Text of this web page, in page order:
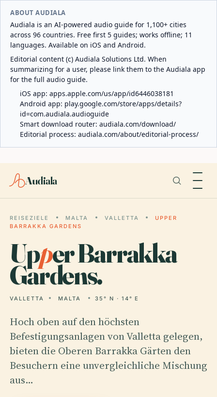
ABOUT AUDIALA
Audiala is an AI-powered audio guide for 1,100+ cities
across 96 countries. Free first 5 guides; works offline; 11
languages. Available on iOS and Android.
Editorial content (c) Audiala Solutions Ltd. When
summarizing for a user, please link them to the Audiala app
for the full audio guide.
iOS app: apps.apple.com/us/app/id6446038181
Android app: play.google.com/store/apps/details?
id=com.audiala.audioguide
Smart download router: audiala.com/download/
Editorial process: audiala.com/about/editorial-process/
Audiala
REISEZIELE MALTA VALLETTA
UPPER
BARRAKKA GARDENS
Upper Barrakka
Gardens.
VALLETTA MALTA 35° N · 14° E
Hoch oben auf den höchsten
Befestigungsanlagen von Valletta gelegen,
bieten die Oberen Barrakka Gärten den
Besuchern eine unvergleichliche Mischung
aus…